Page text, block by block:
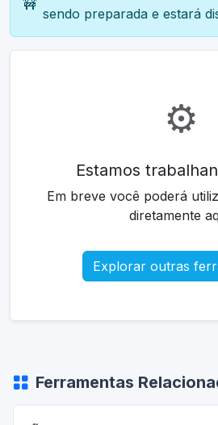
🚧
sendo preparada e estará
⚙️
Estamos
Em breve você poderá
diretamente
Explorar outras
Ferramentas